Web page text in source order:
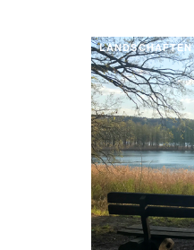
LANDSCHAFTEN